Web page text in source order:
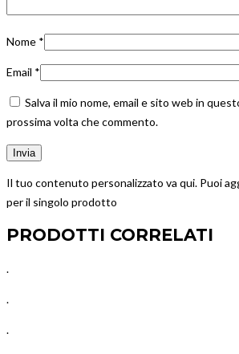
Nome *
Email *
Salva il mio nome, email e sito web in
prossima volta che commento.
Il tuo contenuto personalizzato va qui. Puoi
per il singolo prodotto
PRODOTTI CORRELATI
.
.
.